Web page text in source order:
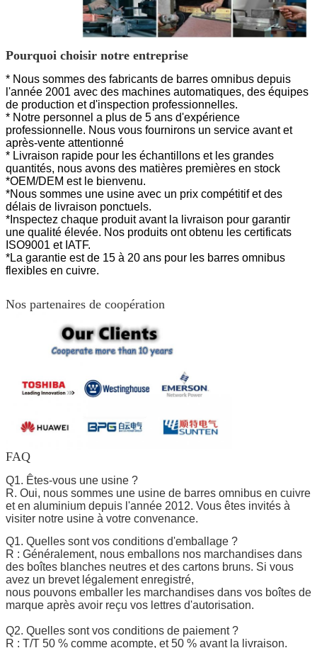
Pourquoi choisir notre entreprise
* Nous sommes des fabricants de barres omnibus depuis
l'année 2001 avec des machines automatiques, des équipes
de production et d'inspection professionnelles.
* Notre personnel a plus de 5 ans d'expérience
professionnelle. Nous vous fournirons un service avant et
après-vente attentionné
* Livraison rapide pour les échantillons et les grandes
quantités, nous avons des matières premières en stock
*OEM/DEM est le bienvenu.
*Nous sommes une usine avec un prix compétitif et des
délais de livraison ponctuels.
*Inspectez chaque produit avant la livraison pour garantir
une qualité élevée. Nos produits ont obtenu les certificats
ISO9001 et IATF.
*La garantie est de 15 à 20 ans pour les barres omnibus
flexibles en cuivre.
Nos partenaires de coopération
FAQ
Q1. Êtes-vous une usine ?
R. Oui, nous sommes une usine de barres omnibus en cuivre
et en aluminium depuis l'année 2012. Vous êtes invités à
visiter notre usine à votre convenance.
Q1. Quelles sont vos conditions d'emballage ?
R : Généralement, nous emballons nos marchandises dans
des boîtes blanches neutres et des cartons bruns. Si vous
avez un brevet légalement enregistré,
nous pouvons emballer les marchandises dans vos boîtes de
marque après avoir reçu vos lettres d'autorisation.
Q2. Quelles sont vos conditions de paiement ?
R : T/T 50 % comme acompte, et 50 % avant la livraison.